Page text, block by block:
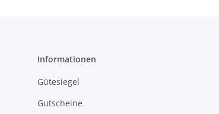
Informationen
Gütesiegel
Gutscheine